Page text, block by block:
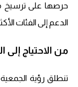
حرصها على ترسيخ
الدعم إلى الفئات
من الاحتياج إلى
تنطلق رؤية